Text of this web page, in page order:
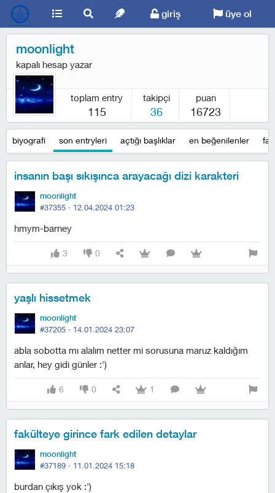
giriş üye ol
moonlight
kapalı hesap yazar
toplam entry
115
takipçi
36
puan
16723
biyografi son entryleri açtığı başlıklar en beğenilenler
insanın başı sıkışınca arayacağı dizi karakteri
moonlight
#37355 · 12.04.2024 01:23
hmym-barney
3 0
yaşlı hissetmek
moonlight
#37205 · 14.01.2024 23:07
abla sobotta mı alalım netter mi sorusuna maruz kaldığım
anlar, hey gidi günler :')
6 0 1
fakülteye girince fark edilen detaylar
moonlight
#37189 · 11.01.2024 15:18
burdan çıkış yok :')